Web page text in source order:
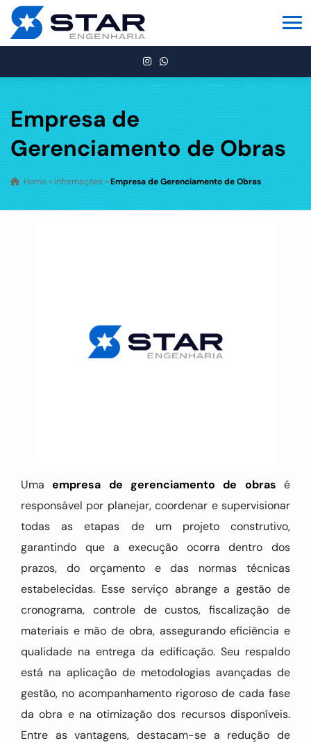
Empresa de
Gerenciamento de Obras
Home » Informações »Empresa de Gerenciamento de Obras
Umaempresa de gerenciamento de obras é
responsável por planejar, coordenar e supervisionar
todas as etapas de um projeto construtivo,
garantindo que a execução ocorra dentro dos
prazos, do orçamento e das normas técnicas
estabelecidas. Esse serviço abrange a gestão de
cronograma, controle de custos, fiscalização de
materiais e mão de obra, assegurando eficiência e
qualidade na entrega da edificação. Seu respaldo
está na aplicação de metodologias avançadas de
gestão, no acompanhamento rigoroso de cada fase
da obra e na otimização dos recursos disponíveis.
Entre as vantagens, destacam-se a redução de